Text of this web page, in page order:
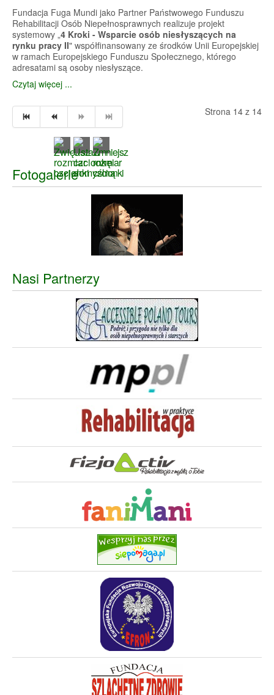
Fundacja Fuga Mundi jako Partner Państwowego Funduszu
Rehabilitacji Osób Niepełnosprawnych realizuje projekt
systemowy „4 Kroki - Wsparcie osób niesłyszących na
rynku pracy II" współfinansowany ze środków Unii Europejskiej
w ramach Europejskiego Funduszu Społecznego, którego
adresatami są osoby niesłyszące.
Czytaj więcej ...
Strona 14 z 14
Fotogalerie
Nasi Partnerzy